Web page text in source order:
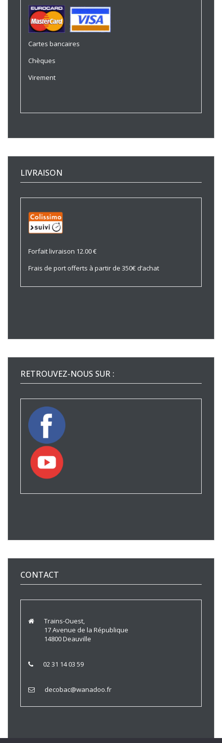
Cartes bancaires
Chèques
Virement
LIVRAISON
Forfait livraison 12.00 €
Frais de port offerts à partir de 350€ d’achat
RETROUVEZ-NOUS SUR :
CONTACT
Trains-Ouest,
17 Avenue de la République
14800 Deauville
02 31 14 03 59
decobac@wanadoo.fr